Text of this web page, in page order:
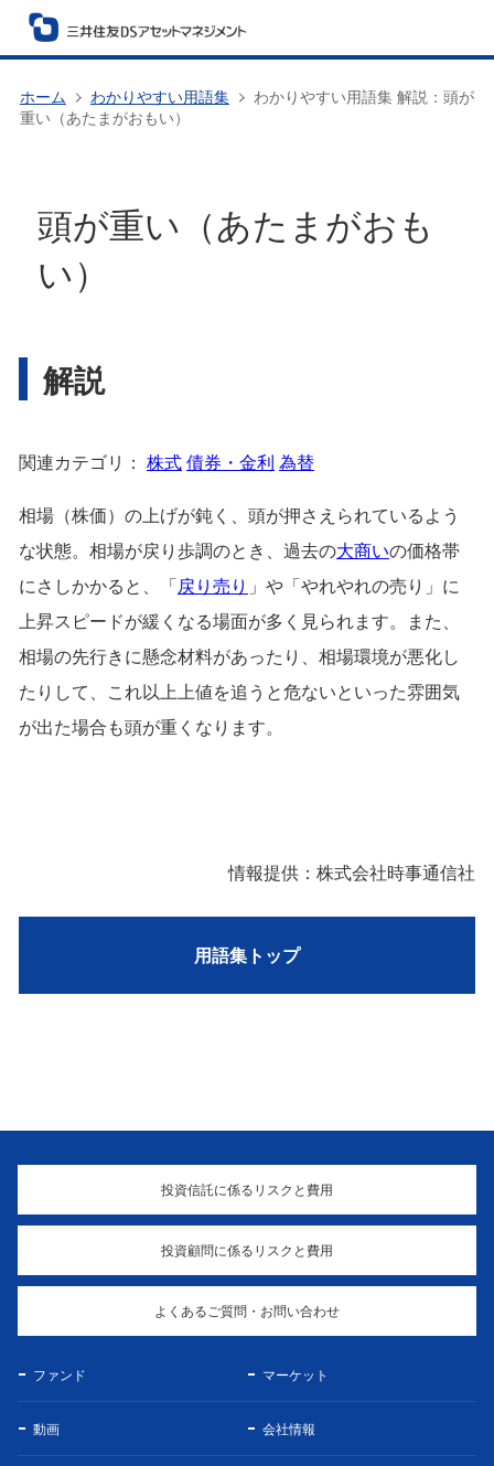
ホーム わかりやすい用語集
わかりやすい用語集 解説：頭が
重い（あたまがおもい）
頭が重い（あたまがおも
い）
解説
関連カテゴリ： 株式債券・金利 為替
相場（株価）の上げが鈍く、頭が押さえられているよう
な状態。相場が戻り歩調のとき、過去の大商いの価格帯
にさしかかると、「戻り売り 」や「やれやれの売り」に
上昇スピードが緩くなる場面が多く見られます。また、
相場の先行きに懸念材料があったり、相場環境が悪化し
たりして、これ以上上値を追うと危ないといった雰囲気
が出た場合も頭が重くなります。
情報提供：株式会社時事通信社
用語集トップ
投資信託に係るリスクと費用
投資顧問に係るリスクと費用
よくあるご質問・お問い合わせ
ファンド マーケット
動画 会社情報